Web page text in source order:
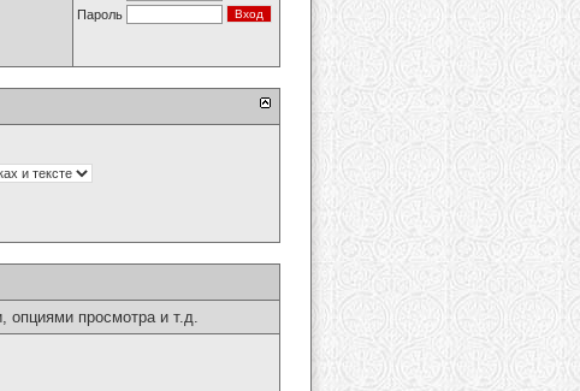
Пароль
опциями просмотра и т.д.